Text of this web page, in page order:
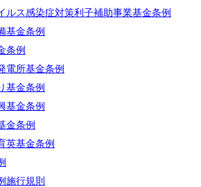
ルス感染症対策利子補助事業基金条例
基金条例
条例
電所基金条例
基金条例
基金条例
金条例
英基金条例
施行規則